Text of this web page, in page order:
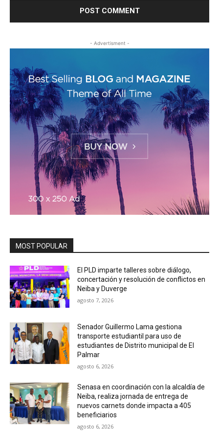
- Advertisment -
MOST POPULAR
El PLD imparte talleres sobre diálogo,
concertación y resolución de conflictos en
Neiba y Duverge
agosto 7, 2026
Senador Guillermo Lama gestiona
transporte estudiantil para uso de
estudiantes de Distrito municipal de El
Palmar
agosto 6, 2026
Senasa en coordinación con la alcaldía de
Neiba, realiza jornada de entrega de
nuevos carnets donde impacta a 405
beneficiarios
agosto 6, 2026